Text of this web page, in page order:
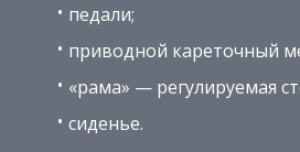
педали;
приводной кареточный
«рама» — регулируемая
сиденье.